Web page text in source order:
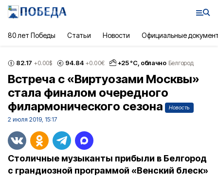
80 лет Победы Статьи Новости Официальные
82.17 +0.00$ 94.84 +0.00€ +25°С, облачно Белгород
Встреча с «Виртуозами Москвы»
стала финалом очередного
филармонического сезона
Новость
2 июля 2019, 15:17
Столичные музыканты прибыли в Белгород
с грандиозной программой «Венский блеск»